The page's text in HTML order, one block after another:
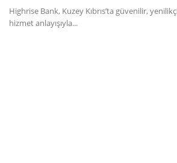
Dil
Highrise Bank, Kuzey Kıbrıs’ta güvenilir,
hizmet anlayışıyla...